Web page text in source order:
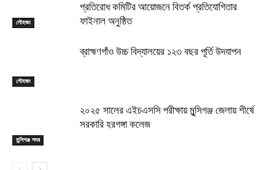
লৌহজং
প্রতিরোধ কমিটির আয়োজনে বিতর্ক প্রতিযোগিতার
ফাইনাল অনুষ্ঠিত
লৌহজং
ব্রাহ্মণগাঁও উচ্চ বিদ্যালয়ের ১২৩ বছর পূর্তি উদযাপন
মুন্সিগঞ্জ সদর
২০২৫ সালের এইচএসসি পরীক্ষায় মুন্সিগঞ্জ জেলায় শীর্ষে
সরকারি হরগঙ্গা কলেজ